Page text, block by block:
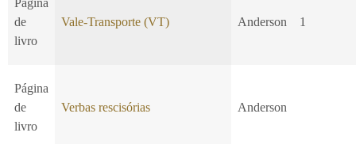
Página
de
livro
Vale-Transporte (VT) Anderson 1
Página
de
livro
Verbas rescisórias Anderson